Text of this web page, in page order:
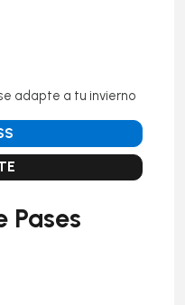
adapte a tu invierno
Pases